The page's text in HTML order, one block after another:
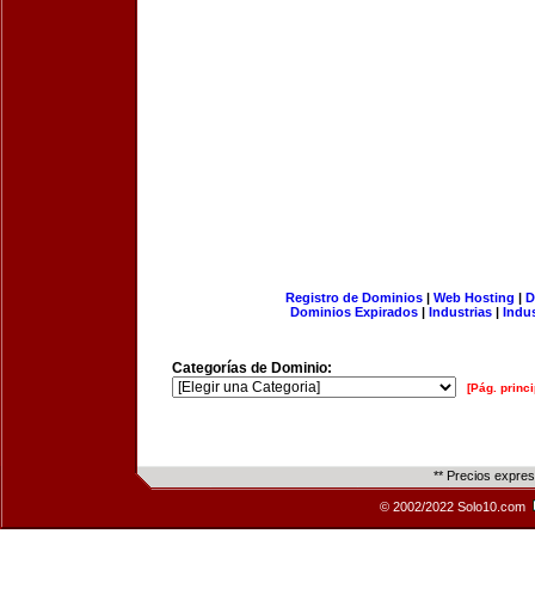
Registro de Dominios| Web Hosting |
Dominios Expirados | Industrias |
Categorías de Dominio:
[Pág.
** Precios
© 2002/2022 Solo10.com